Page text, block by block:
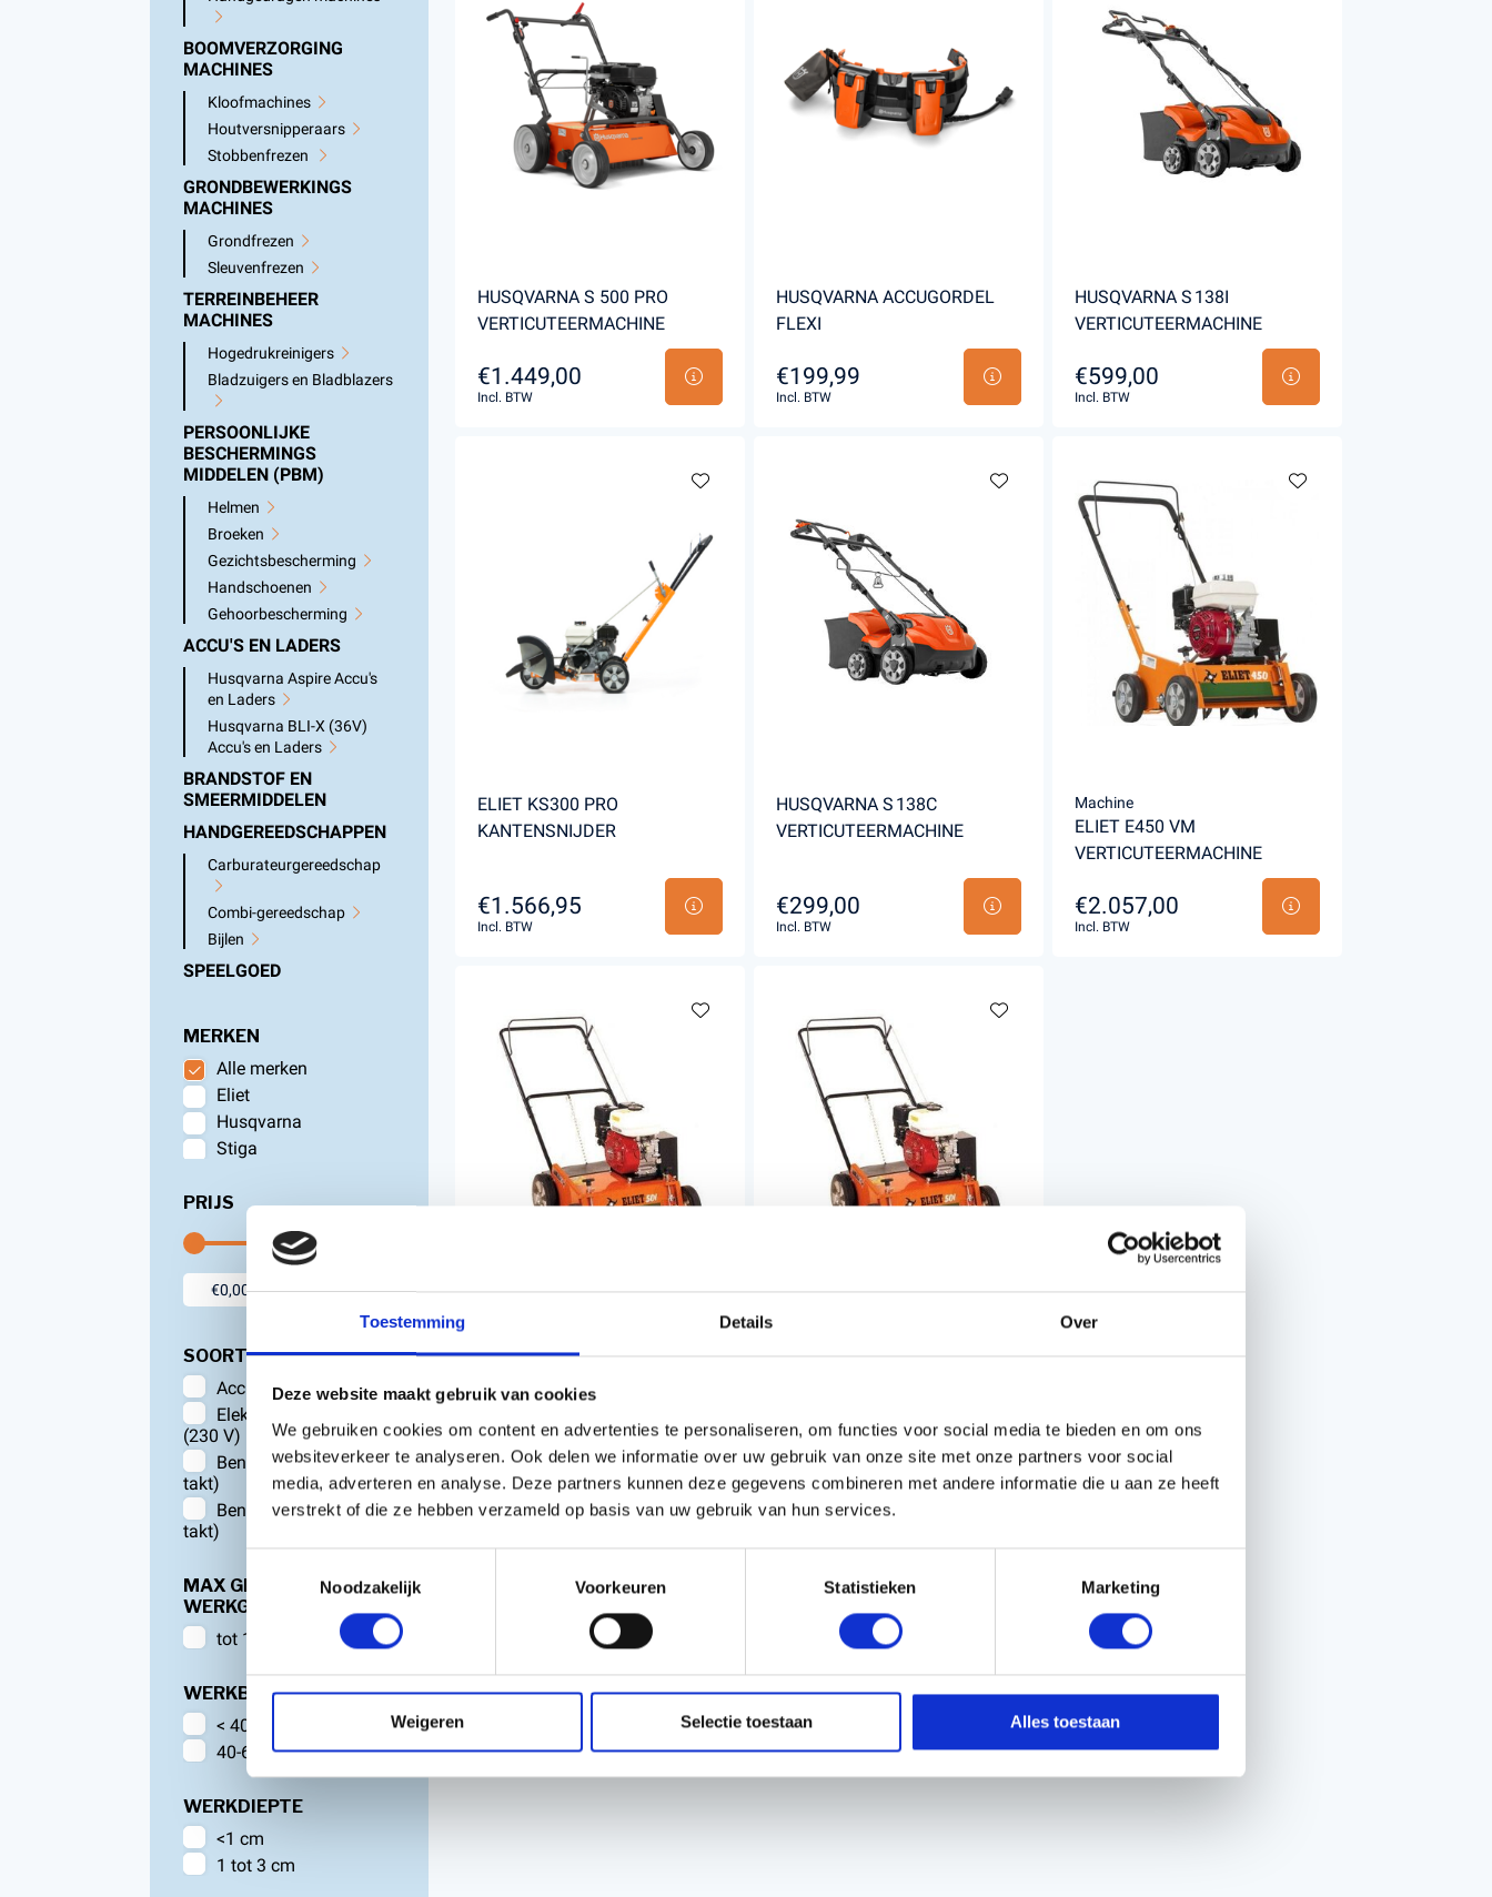
Toestemming Details Over
Deze website maakt gebruik van cookies
We gebruiken cookies om content en advertenties te personaliseren, om functies voor social media te bieden en om ons
websiteverkeer te analyseren. Ook delen we informatie over uw gebruik van onze site met onze partners voor social
media, adverteren en analyse. Deze partners kunnen deze gegevens combineren met andere informatie die u aan ze heeft
verstrekt of die ze hebben verzameld op basis van uw gebruik van hun services.
Noodzakelijk
Voorkeuren Statistieken Marketing
Weigeren Selectie toestaan Alles toestaan
BOOMVERZORGING
MACHINES
Kloofmachines
Houtversnipperaars
Stobbenfrezen
GRONDBEWERKINGS
MACHINES
Grondfrezen
Sleuvenfrezen
TERREINBEHEER
MACHINES
Hogedrukreinigers
Bladzuigers en Bladblazers
PERSOONLIJKE
BESCHERMINGS
MIDDELEN (PBM)
Helmen
Broeken
Gezichtsbescherming
Handschoenen
Gehoorbescherming
ACCU'S EN LADERS
Husqvarna Aspire Accu's
en Laders
Husqvarna BLI-X (36V)
Accu's en Laders
BRANDSTOF EN
SMEERMIDDELEN
HANDGEREEDSCHAPPEN
Carburateurgereedschap
Combi-gereedschap
Bijlen
SPEELGOED
MERKEN
Alle merken
Eliet
Husqvarna
Stiga
PRIJS
SOORT PRODUCT
Accu machines
Elektrische machines
(230 V)
Benzine machines (2-
takt)
Benzine machines (4-
takt)
MAX GROOTTE
WERKGEBIED
tot 1.600 m2
WERKBREEDTE
< 40 cm
40-60 cm
WERKDIEPTE
<1 cm
1 tot 3 cm
HUSQVARNA S 500 PRO
VERTICUTEERMACHINE
€1.449,00
Incl. BTW
HUSQVARNA ACCUGORDEL
FLEXI
€199,99
Incl. BTW
HUSQVARNA S 138I
VERTICUTEERMACHINE
€599,00
Incl. BTW
ELIET KS300 PRO
KANTENSNIJDER
€1.566,95
Incl. BTW
HUSQVARNA S 138C
VERTICUTEERMACHINE
€299,00
Incl. BTW
Machine
ELIET E450 VM
VERTICUTEERMACHINE
€2.057,00
Incl. BTW
ELIET E501
VERTICUTEERMACHINE
€2.601,50
Incl. BTW
VERTICUTEERMACHINE
€2.601,50
Incl. BTW